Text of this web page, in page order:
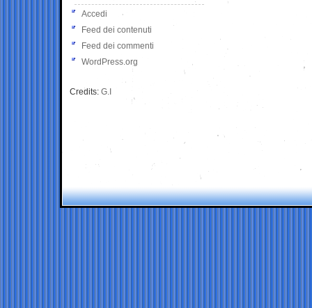
Accedi
Feed dei contenuti
Feed dei commenti
WordPress.org
Credits: G.I